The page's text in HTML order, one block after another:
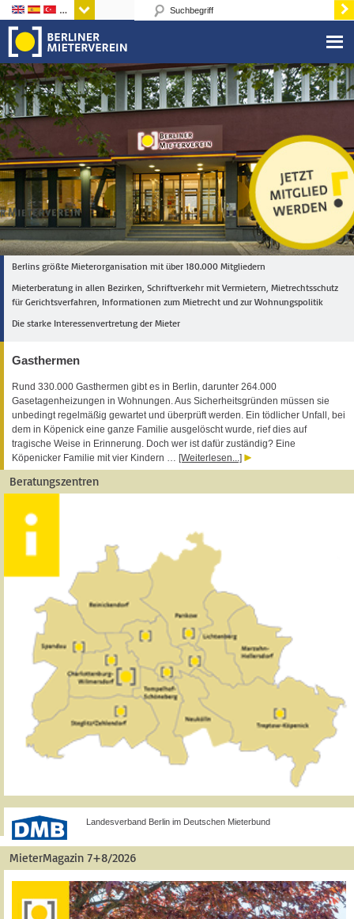
Sprachen
Berlins größte Mieterorganisation mit über 180.000 Mitgliedern
Mieterberatung in allen Bezirken, Schriftverkehr mit Vermietern, Mietrechtsschutz
für Gerichtsverfahren, Informationen zum Mietrecht und zur Wohnungspolitik
Die starke Interessenvertretung der Mieter
Gasthermen
Rund 330.000 Gasthermen gibt es in Berlin, darunter 264.000
Gasetagenheizungen in Wohnungen. Aus Sicherheitsgründen müssen sie
unbedingt regelmäßig gewartet und überprüft werden. Ein tödlicher Unfall, bei
dem in Köpenick eine ganze Familie ausgelöscht wurde, rief dies auf
tragische Weise in Erinnerung. Doch wer ist dafür zuständig? Eine
Köpenicker Familie mit vier Kindern … [Weiterlesen...]
Beratungszentren
Landesverband Berlin im Deutschen Mieterbund
MieterMagazin 7+8/2026